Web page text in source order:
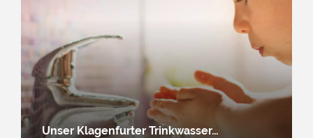
Unser Klagenfurter Trinkwasser…